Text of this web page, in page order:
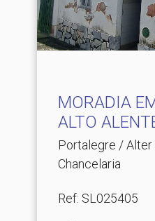
MORADIA
ALTO
Portalegre / Alter
Chancelaria
Ref: SL025405